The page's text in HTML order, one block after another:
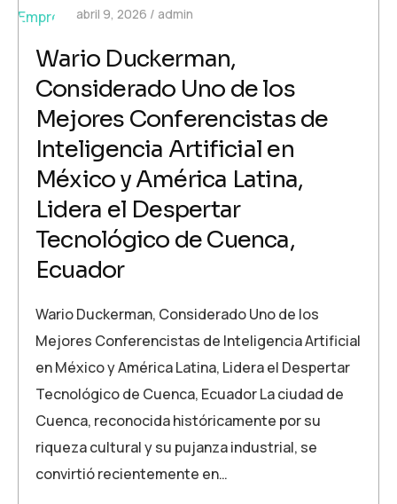
abril 9, 2026 admin
Wario Duckerman,
Considerado Uno de los
Mejores Conferencistas de
Inteligencia Artificial en
México y América Latina,
Lidera el Despertar
Tecnológico de Cuenca,
Ecuador
Wario Duckerman, Considerado Uno de los
Mejores Conferencistas de Inteligencia Artificial
en México y América Latina, Lidera el Despertar
Tecnológico de Cuenca, Ecuador La ciudad de
Cuenca, reconocida históricamente por su
riqueza cultural y su pujanza industrial, se
convirtió recientemente en…